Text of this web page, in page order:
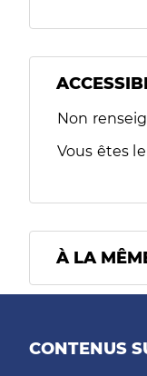
Filtres
Sélectionnez
Non
Vous êtes
À LA
CONTENUS